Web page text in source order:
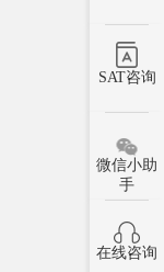
SAT咨询
微信小助
手
在线咨询